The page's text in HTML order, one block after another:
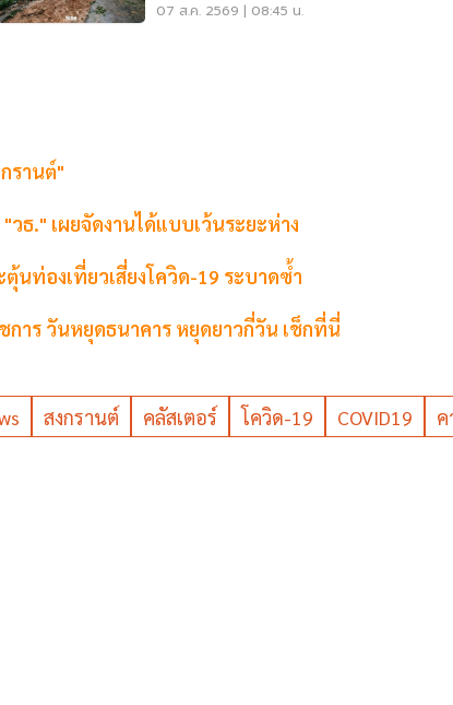
07 ส.ค. 2569 | 08:45 น.
รานต์"
วธ." เผยจัดงานได้แบบเว้นระยะห่าง
นท่องเที่ยวเสี่ยงโควิด-19 ระบาดซ้ำ
การ วันหยุดธนาคาร หยุดยาวกี่วัน เช็กที่นี่
สงกรานต์ คลัสเตอร์ โควิด-19 COVID19 ค